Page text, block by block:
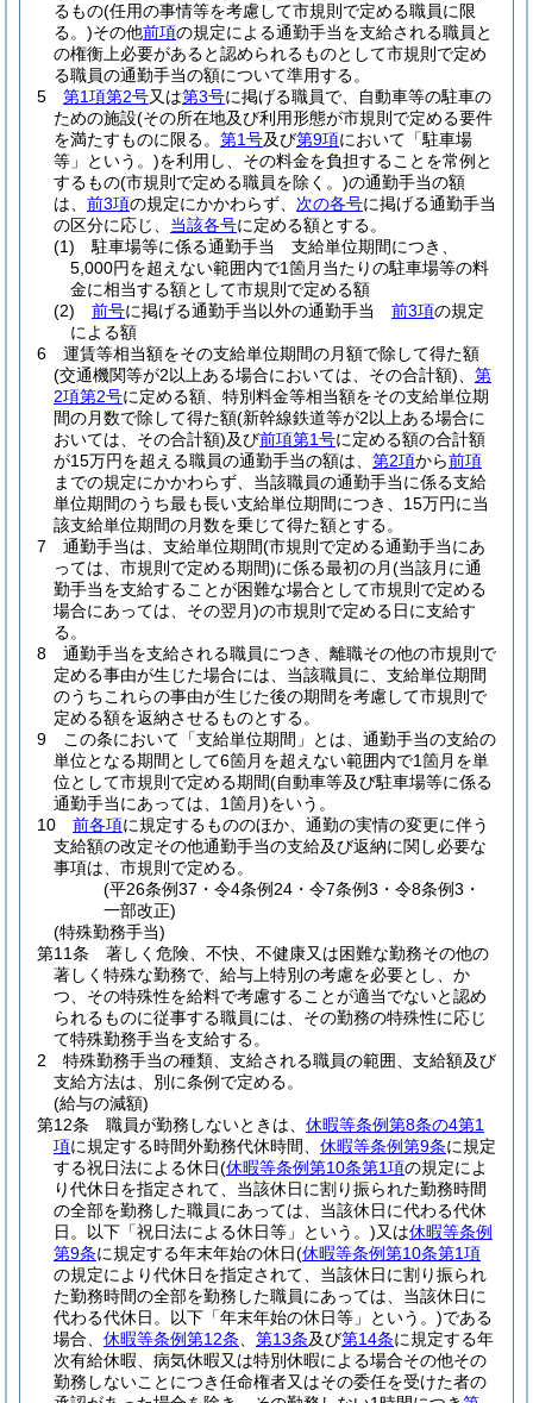
るもの(任用の事情等を考慮して市規則で定める職員に限
る。)その他前項の規定による通勤手当を支給される職員と
の権衡上必要があると認められるものとして市規則で定め
る職員の通勤手当の額について準用する。
5
第1項第2号又は第3号に掲げる職員で、自動車等の駐車の
ための施設(その所在地及び利用形態が市規則で定める要件
を満たすものに限る。 第1号及び第9項において「駐車場
等」という。)を利用し、その料金を負担することを常例と
するもの(市規則で定める職員を除く。)の通勤手当の額
は、 前3項の規定にかかわらず、 次の各号に掲げる通勤手当
の区分に応じ、 当該各号に定める額とする。
(1)
駐車場等に係る通勤手当 支給単位期間につき、
5,000円を超えない範囲内で1箇月当たりの駐車場等の料
金に相当する額として市規則で定める額
(2)
前号に掲げる通勤手当以外の通勤手当 前3項の規定
による額
6
運賃等相当額をその支給単位期間の月額で除して得た額
(交通機関等が2以上ある場合においては、その合計額)
第
2項第2号に定める額、特別料金等相当額をその支給単位期
間の月数で除して得た額(新幹線鉄道等が2以上ある場合に
おいては、その合計額)及び前項第1号に定める額の合計額
が15万円を超える職員の通勤手当の額は、 第2項から前項
までの規定にかかわらず、当該職員の通勤手当に係る支給
単位期間のうち最も長い支給単位期間につき、15万円に当
該支給単位期間の月数を乗じて得た額とする。
7
通勤手当は、支給単位期間(市規則で定める通勤手当にあ
っては、市規則で定める期間)に係る最初の月(当該月に通
勤手当を支給することが困難な場合として市規則で定める
場合にあっては、その翌月)の市規則で定める日に支給す
る。
8
通勤手当を支給される職員につき、離職その他の市規則で
定める事由が生じた場合には、当該職員に、支給単位期間
のうちこれらの事由が生じた後の期間を考慮して市規則で
定める額を返納させるものとする。
9
この条において「支給単位期間」とは、通勤手当の支給の
単位となる期間として6箇月を超えない範囲内で1箇月を単
位として市規則で定める期間(自動車等及び駐車場等に係る
通勤手当にあっては、1箇月)をいう。
10
前各項に規定するもののほか、通勤の実情の変更に伴う
支給額の改定その他通勤手当の支給及び返納に関し必要な
事項は、市規則で定める。
(平26条例37・令4条例24・令7条例3・令8条例3・
一部改正)
(特殊勤務手当)
第11条
著しく危険、不快、不健康又は困難な勤務その他の
著しく特殊な勤務で、給与上特別の考慮を必要とし、か
つ、その特殊性を給料で考慮することが適当でないと認め
られるものに従事する職員には、その勤務の特殊性に応じ
て特殊勤務手当を支給する。
2
特殊勤務手当の種類、支給される職員の範囲、支給額及び
支給方法は、別に条例で定める。
(給与の減額)
第12条
職員が勤務しないときは、 休暇等条例第8条の4第1
項に規定する時間外勤務代休時間、 休暇等条例第9条に規定
する祝日法による休日(休暇等条例第10条第1項の規定によ
り代休日を指定されて、当該休日に割り振られた勤務時間
の全部を勤務した職員にあっては、当該休日に代わる代休
日。以下「祝日法による休日等」という。)又は休暇等条例
第9条に規定する年末年始の休日(休暇等条例第10条第1項
の規定により代休日を指定されて、当該休日に割り振られ
た勤務時間の全部を勤務した職員にあっては、当該休日に
代わる代休日。以下「年末年始の休日等」という。)である
場合、 休暇等条例第12条 第13条及び第14条に規定する年
次有給休暇、病気休暇又は特別休暇による場合その他その
勤務しないことにつき任命権者又はその委任を受けた者の